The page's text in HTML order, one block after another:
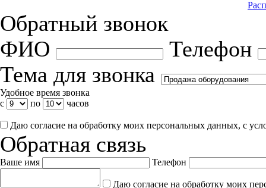
Обратный звонок
ФИО
Телефон
Тема для звонка
Удобное время звонка
с
по часов
Даю согласие на обработку моих персональных данных, с
Обратная связь
Ваше имя Телефон
Даю согласие на обработку моих